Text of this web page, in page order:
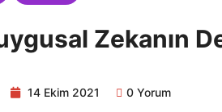
Zekanın
14 Ekim 2021 0 Yorum